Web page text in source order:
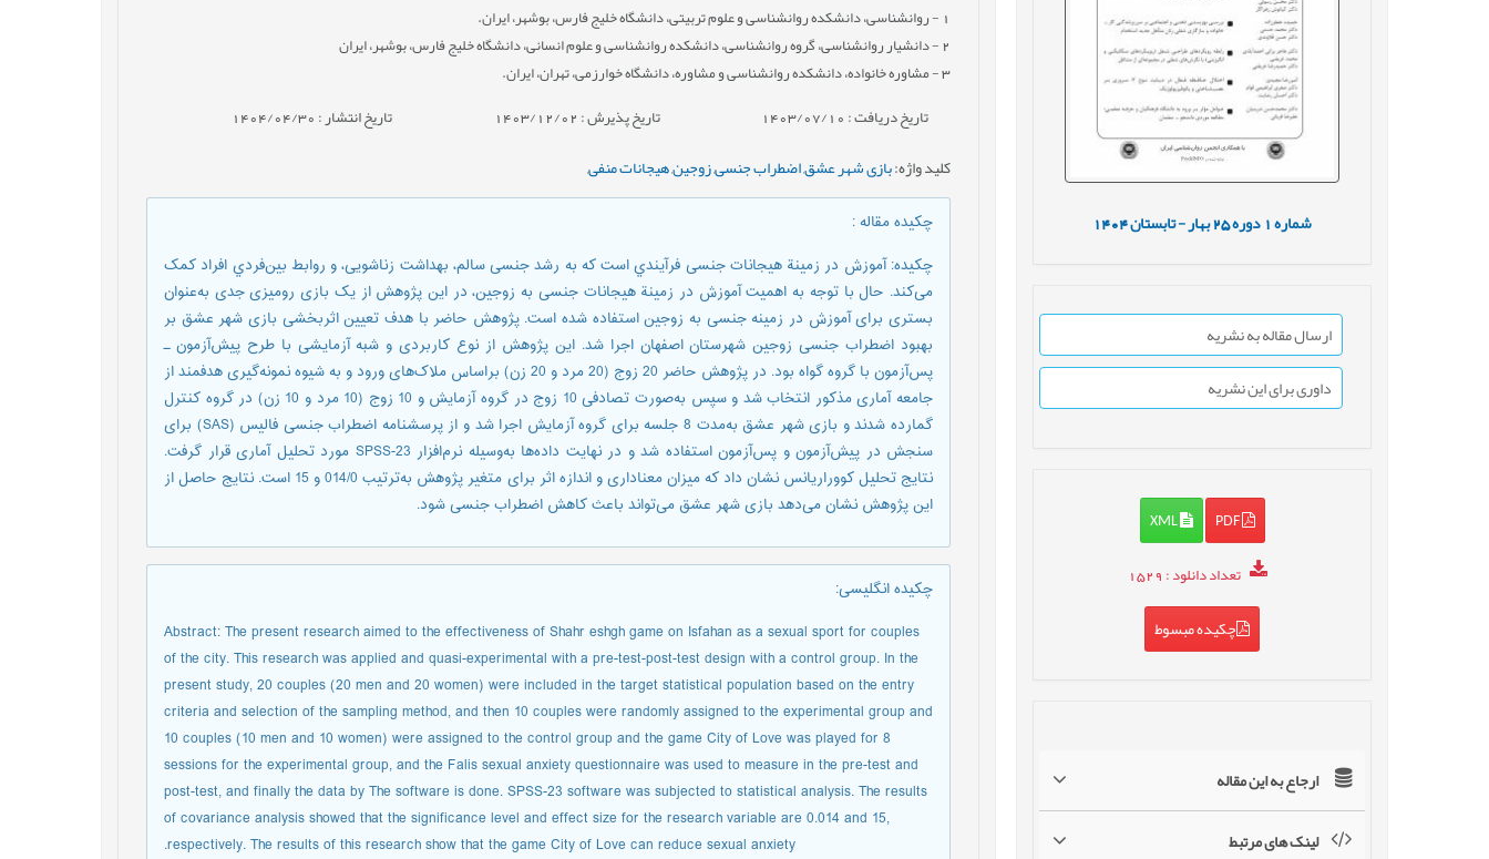
شماره دوره25 بهار - تابستان1404
ارسال مقاله به نشریه
داوری برای این نشریه
PDF
XML
تعداد دانلود: 1529
چکیده مبسوط
ارجاع به این مقاله
لینک های مرتبط
1 - روانشناسی، دانشکده روانشناسی و علوم تربیتی، دانشگاه خلیج فارس، بوشهر، ایران.
2- دانشیار روانشناسی، گروه روانشناسی، دانشکده روانشناسی و علوم انسانی، دانشگاه خلیج فارس، بوشهر، ایران
3- مشاوره خانواده، دانشکده روانشناسی و مشاوره، دانشگاه خوارزمی، تهران، ایران.
تاریخ دریافت : 1403/07/10 تاریخ پذیرش : 1403/12/02 تاریخ انتشار : 1404/04/30
کلید واژه:بازی شهر عشق,اضطراب جنسی,زوجین,هیجانات منفی,
چکیده مقاله:
چکیده: آﻣﻮزش در زمینة هیجانات ﺟﻨﺴﯽ ﻓﺮآﯾﻨﺪي اﺳﺖ ﮐﻪ ﺑﻪ رﺷﺪ ﺟﻨﺴﯽ ﺳﺎﻟﻢ، ﺑﻬﺪاﺷﺖ زﻧﺎﺷﻮﯾﯽ، و رواﺑﻂ ﺑﯿﻦ‌ﻓﺮدي افراد ﮐﻤﮏ
ﻣﯽﮐﻨﺪ. حال با توجه به اهمیت آموزش در زمینة هیجانات جنسی به زوجین، در این پژوهش از یک بازی رومیزی جدی به‌عنوان
بستری برای آموزش در زمینه جنسی به زوجین استفاده شده ‌است. پژوهش حاضر با هدف تعیین اثربخشی بازی شهر عشق بر
بهبود اضطراب جنسی زوجین شهرستان اصفهان اجرا شد. این پژوهش از نوع کاربردی و شبه آزمایشی با طرح پیش‌آزمون ـ
پس‌آزمون با گروه گواه بود. در پژوهش حاضر 20 زوج (20 مرد و 20 زن) براساس ملاک‌های ورود و به شیوه نمونه‌گیری هدفمند از
جامعه آماری مذکور انتخاب شد و سپس به‌صورت تصادفی 10 زوج در گروه آزمایش و 10 زوج (10 مرد و 10 زن) در گروه کنترل
گمارده ‌شدند و بازی شهر عشق به‌مدت 8 جلسه برای گروه آزمایش اجرا شد و از پرسشنامه ‌اضطراب جنسی فالیس (SAS) برای
سنجش در پیش‌آزمون و پس‌آزمون استفاده شد و در نهایت داده‌ها به‌وسیله نرم‌افزار SPSS-23 مورد تحلیل آماری قرار گرفت.
نتایج تحلیل کووراریانس نشان داد که میزان معناداری و اندازه اثر برای متغیر پژوهش به‌ترتیب 014/0 و 15 است. نتایج حاصل از
این پژوهش نشان می‌دهد بازی شهر عشق می‌تواند باعث کاهش اضطراب جنسی شود.
چکیده انگلیسی:
Abstract: The present research aimed to the effectiveness of Shahr eshgh game on Isfahan as a sexual sport for couples
of the city. This research was applied and quasi-experimental with a pre-test-post-test design with a control group. In the
present study, 20 couples (20 men and 20 women) were included in the target statistical population based on the entry
criteria and selection of the sampling method, and then 10 couples were randomly assigned to the experimental group and
10 couples (10 men and 10 women) were assigned to the control group and the game City of Love was played for 8
sessions for the experimental group, and the Falis sexual anxiety questionnaire was used to measure in the pre-test and
post-test, and finally the data by The software is done. SPSS-23 software was subjected to statistical analysis. The results
of covariance analysis showed that the significance level and effect size for the research variable are 0.014 and 15,
respectively. The results of this research show that the game City of Love can reduce sexual anxiety.